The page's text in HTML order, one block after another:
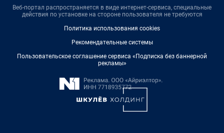
Веб-портал распространяется в виде интернет-сервиса, специальные
действия по установке на стороне пользователя не требуются
Политика использования cookies
Рекомендательные системы
Пользовательское соглашение сервиса «Подписка без баннерной
рекламы»